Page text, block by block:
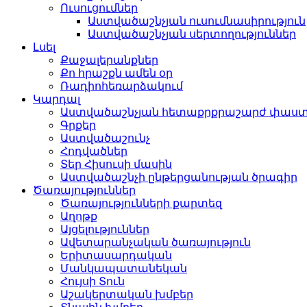
Ուսուցումներ
Աստվածաշնչյան ուսումնասիրություն
Աստվածաշնչյան սերտողություններ
Լսել
Քաջալերանքներ
Քո հրաշքն ամեն օր
Ռադիոհեռարձակում
Կարդալ
Աստվածաշնչյան հետաքրքրաշարժ
Գրքեր
Աստվածաշունչ
Հոդվածներ
Տեր Հիսուսի մասին
Աստվածաշնչի ընթերցանության ծրագիր
Ծառայություններ
Ծառայությունների քարտեզ
Աղոթք
Այցելություններ
Ավետարանչական ծառայություն
Երիտասարդական
Մանկապատանեկան
Հույսի Տուն
Աշակերտական խմբեր